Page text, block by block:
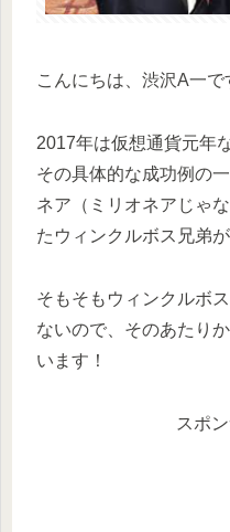
こんにちは、渋沢A一で
2017年は仮想通貨元年
その具体的な成功例の
ネア（ミリオネアじゃ
たウィンクルボス兄弟が
そもそもウィンクルボ
ないので、そのあたり
います！
スポ